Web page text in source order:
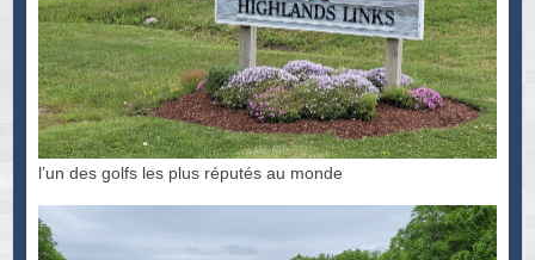
l’un des golfs les plus réputés au monde